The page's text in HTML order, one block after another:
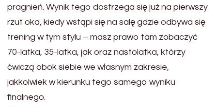
pragnień. Wynik tego dostrzega się już na pierwszy
rzut oka, kiedy wstąpi się na salę gdzie odbywa się
trening w tym stylu – masz prawo tam zobaczyć
70-latka, 35-latka, jak oraz nastolatka, którzy
ćwiczą obok siebie we własnym zakresie,
jakkolwiek w kierunku tego samego wyniku
finalnego.